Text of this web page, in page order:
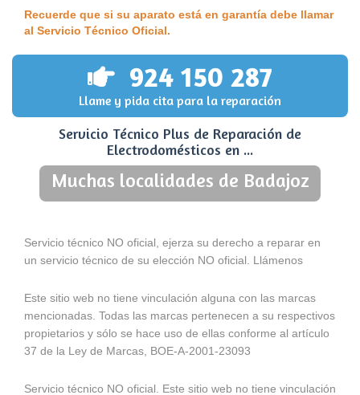
Recuerde que si su aparato está en garantía debe llamar
al Servicio Técnico Oficial.
924 150 287
Llame y pida cita para la reparación
Servicio Técnico Plus de Reparación de
Electrodomésticos en ...
Muchas localidades de Badajoz
Servicio técnico NO oficial, ejerza su derecho a reparar en
un servicio técnico de su elección NO oficial. Llámenos
Este sitio web no tiene vinculación alguna con las marcas
mencionadas. Todas las marcas pertenecen a su respectivos
propietarios y sólo se hace uso de ellas conforme al artículo
37 de la Ley de Marcas, BOE-A-2001-23093
Servicio técnico NO oficial. Este sitio web no tiene vinculación